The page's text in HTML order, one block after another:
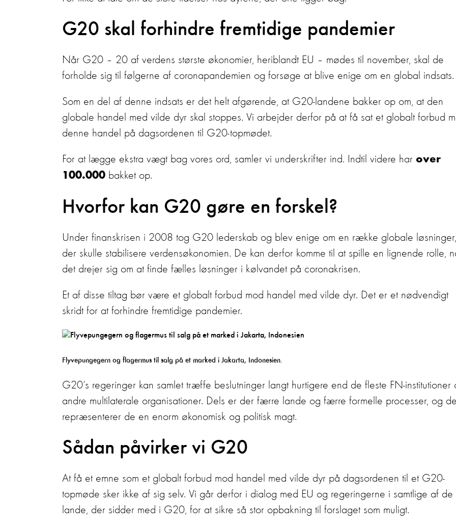
G20 skal forhindre fremtidige pandemier
Når G20 – 20 af verdens største økonomier, heriblandt EU – mødes til november, skal de
forholde sig til følgerne af coronapandemien og forsøge at blive enige om en global
Som en del af denne indsats er det helt afgørende, at G20-landene bakker op om, at den
globale handel med vilde dyr skal stoppes. Vi arbejder derfor på at få sat et globalt forbud
denne handel på dagsordenen til G20-topmødet.
For at lægge ekstra vægt bag vores ord, samler vi underskrifter ind. Indtil videre har over
100.000 bakket op.
Hvorfor kan G20 gøre en forskel?
Under finanskrisen i 2008 tog G20 lederskab og blev enige om en række globale løsninger,
der skulle stabilisere verdensøkonomien. De kan derfor komme til at spille en lignende rolle,
det drejer sig om at finde fælles løsninger i kølvandet på coronakrisen.
Et af disse tiltag bør være et globalt forbud mod handel med vilde dyr. Det er et nødvendigt
skridt for at forhindre fremtidige pandemier.
Flyvepungegern og flagermus til salg på et marked i Jakarta, Indonesien.
G20’s regeringer kan samlet træffe beslutninger langt hurtigere end de fleste FN-institutioner
andre multilaterale organisationer. Dels er der færre lande og færre formelle processer, og
repræsenterer de en enorm økonomisk og politisk magt.
Sådan påvirker vi G20
At få et emne som et globalt forbud mod handel med vilde dyr på dagsordenen til et G20-
topmøde sker ikke af sig selv. Vi går derfor i dialog med EU og regeringerne i samtlige af de
lande, der sidder med i G20, for at sikre så stor opbakning til forslaget som muligt.